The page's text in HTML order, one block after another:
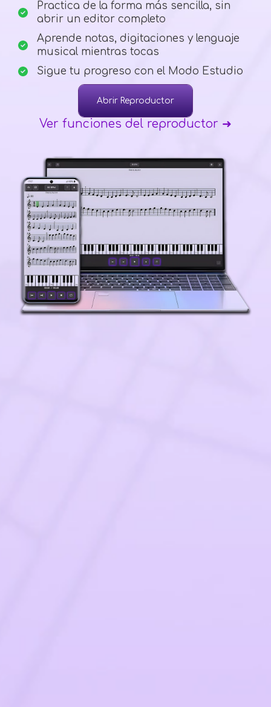
Practica de la forma más sencilla, sin
abrir un editor completo
Aprende notas, digitaciones y lenguaje
musical mientras tocas
Sigue tu progreso con el Modo Estudio
Abrir Reproductor
Ver funciones del reproductor ➜